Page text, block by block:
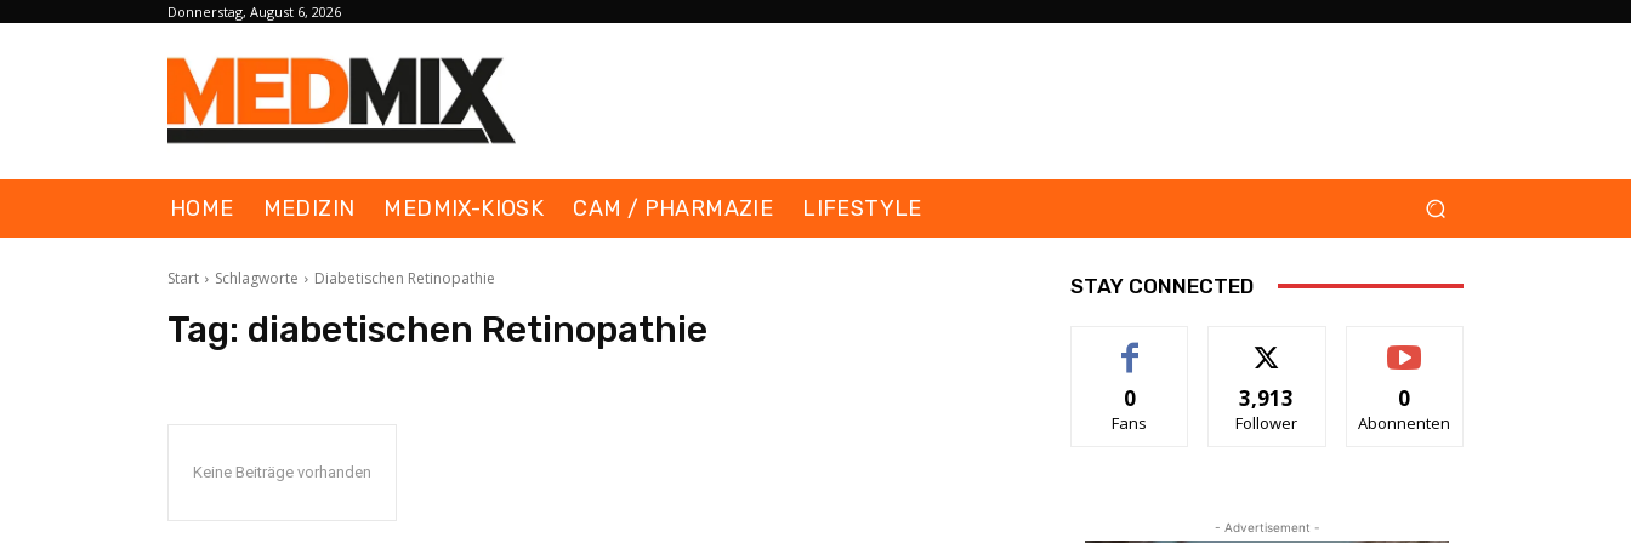
Donnerstag, August 6, 2026
HOME MEDIZIN MEDMIX-KIOSK CAM / PHARMAZIE LIFESTYLE
Start Schlagworte Diabetischen Retinopathie
Tag: diabetischen Retinopathie
Keine Beiträge vorhanden
STAY CONNECTED
0
Fans
3,913
Follower
0
Abonnenten
- Advertisement -